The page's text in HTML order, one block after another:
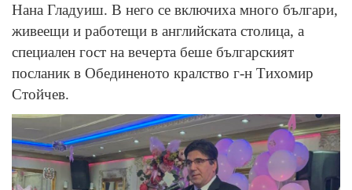
Нана Гладуиш. В него се включиха много българи,
живеещи и работещи в английската столица, а
специален гост на вечерта беше българският
посланик в Обединеното кралство г-н Тихомир
Стойчев.